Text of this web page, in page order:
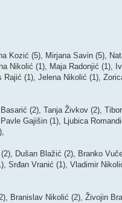
Kozić (5), Mirjana Savin (5),
Nikolić (1), Maja Radonjić (1),
(1), Jelena Nikolić (1),
(2), Tanja Živkov (2),
Gajišin (1), Ljubica
Dušan Blažić (2), Branko
Srđan Vranić (1), Vladimir
Branislav Nikolić (2), Živojin